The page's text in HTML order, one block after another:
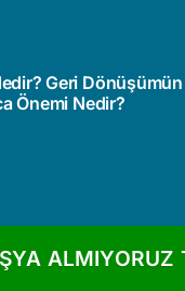
Geri Dönüşümün
Önemi Nedir?
ALMIYORUZ